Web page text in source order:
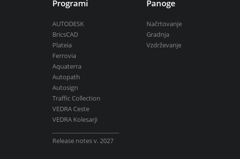
Programi
AUTODESK
BricsCAD
Plateia
Ferrovia
Aquaterra
Autopath
Autosign
Traffic Collection
VEDRA Ceste
VEDRA Kolesarji
Release notes v. 2027
Panoge
Načrtovanje
Gradnja
Vzdrževanje